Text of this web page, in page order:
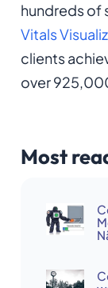
hundreds of
Vitals
clients
over
Most